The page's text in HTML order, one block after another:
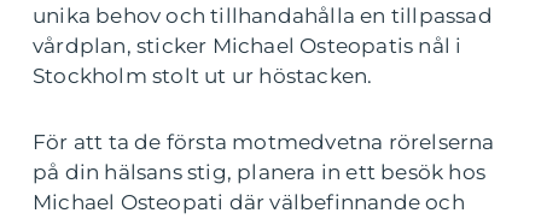
unika behov och tillhandahålla en tillpassad
vårdplan, sticker Michael Osteopatis nål i
Stockholm stolt ut ur höstacken.
För att ta de första motmedvetna rörelserna
på din hälsans stig, planera in ett besök hos
Michael Osteopati där välbefinnande och